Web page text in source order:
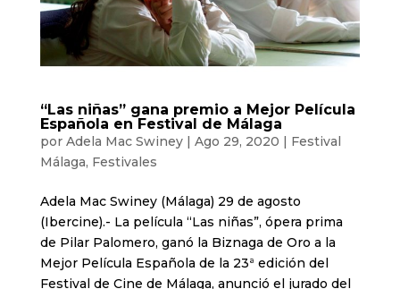
“Las niñas” gana premio a Mejor Película
Española en Festival de Málaga
por Adela Mac Swiney| Ago 29, 2020 | Festival
Málaga, Festivales
Adela Mac Swiney (Málaga) 29 de agosto
(Ibercine).- La película “Las niñas”, ópera prima
de Pilar Palomero, ganó la Biznaga de Oro a la
Mejor Película Española de la 23ª edición del
Festival de Cine de Málaga, anunció el jurado del